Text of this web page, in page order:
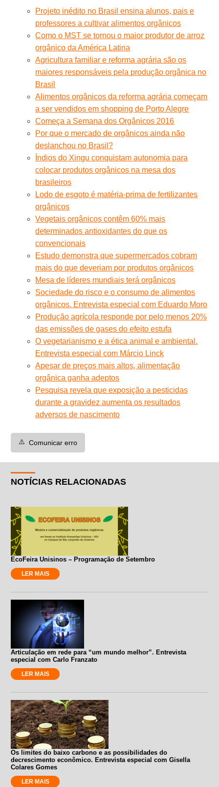
Projeto inédito no Brasil ensina alunos, pais e
professores a cultivar alimentos orgânicos
Como o MST se tornou o maior produtor de arroz
orgânico da América Latina
Agricultura familiar e reforma agrária são os
maiores responsáveis pela produção orgânica no
Brasil
Alimentos orgânicos da reforma agrária começam
a ser vendidos em shopping de Porto Alegre
Começa a Semana dos Orgânicos 2016
Por que o mercado de orgânicos ainda não
deslanchou no Brasil?
Índios do Xingu conquistam autonomia para
colocar produtos orgânicos na mesa dos
brasileiros
Lodo de esgoto é matéria-prima de fertilizantes
orgânicos
Vegetais orgânicos contêm 60% mais
determinados antioxidantes do que os
convencionais
Estudo demonstra que supermercados cobram
mais do que deveriam por produtos orgânicos
Mesa de líderes mundiais terá orgânicos
Sociedade do risco e o consumo de alimentos
orgânicos. Entrevista especial com Eduardo Moro
Produção agrícola responde por pelo menos 20%
das emissões de gases do efeito estufa
O vegetarianismo e a ética animal e ambiental.
Entrevista especial com Márcio Linck
Apesar de preços mais altos, alimentação
orgânica ganha adeptos
Pesquisa revela que exposição a pesticidas
durante a gravidez aumenta os resultados
adversos de nascimento
⚠️ Comunicar erro
NOTÍCIAS RELACIONADAS
EcoFeira Unisinos – Programação de Setembro
LER MAIS
Articulação em rede para “um mundo melhor”. Entrevista
especial com Carlo Franzato
LER MAIS
Os limites do baixo carbono e as possibilidades do
decrescimento econômico. Entrevista especial com Gisella
Colares Gomes
LER MAIS